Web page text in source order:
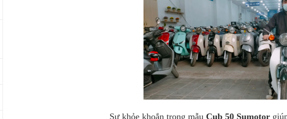
Sự khỏe khoắn trong mẫu Cub 50 Sumotor